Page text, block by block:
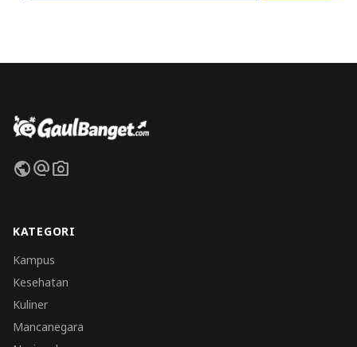
publicalternate_emailphoto_camera
KATEGORI
Kampus
Kesehatan
Kuliner
Mancanegara